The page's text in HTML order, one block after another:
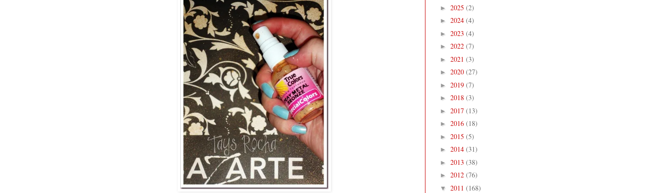
► 2025 (2)
► 2024 (4)
► 2023 (4)
► 2022 (7)
► 2021 (3)
► 2020 (27)
► 2019 (7)
► 2018 (3)
► 2017 (13)
► 2016 (18)
► 2015 (5)
► 2014 (31)
► 2013 (38)
► 2012 (76)
▼ 2011 (168)